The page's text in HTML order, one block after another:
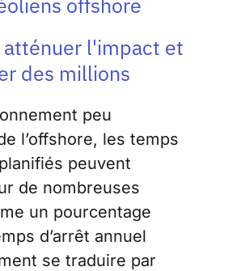
l'impact et
des millions
peu
l’offshore, les temps
peuvent
de nombreuses
un pourcentage
d’arrêt annuel
se traduire par